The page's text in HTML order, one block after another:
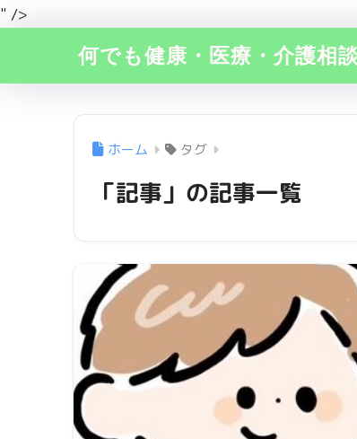
" />
何でも健康・医療・介護相
ホーム タグ
「記事」の記事一覧